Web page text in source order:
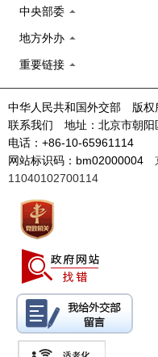
中央部委
地方外办
重要链接
中华人民共和国外交部 版权
联系我们 地址：北京市朝
电话：+86-10-65961114
网站标识码：bm02000004
11040102700114